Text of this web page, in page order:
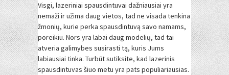
Visgi, lazeriniai spausdintuvai dažniausiai yra
nemaži ir užima daug vietos, tad ne visada tenkina
žmonių, kurie perka spausdintuvą savo namams,
poreikiu. Nors yra labai daug modelių, tad tai
atveria galimybes susirasti tą, kuris Jums
labiausiai tinka. Turbūt sutiksite, kad lazerinis
spausdintuvas šiuo metu yra pats populiariausias.